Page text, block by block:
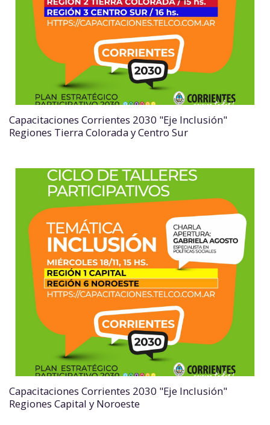
Capacitaciones Corrientes 2030 "Eje Inclusión"
Regiones Tierra Colorada y Centro Sur
Capacitaciones Corrientes 2030 "Eje Inclusión"
Regiones Capital y Noroeste